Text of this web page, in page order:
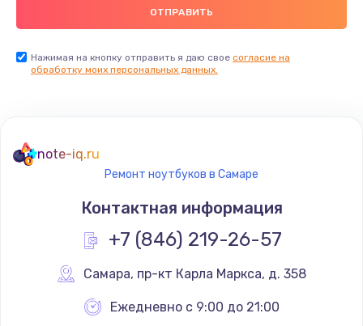
Нажимая на кнопку отправить я даю свое согласие на
обработку моих персональных данных.
note-iq.ru
Ремонт ноутбуков в Самаре
Контактная информация
+7 (846) 219-26-57
Самара, пр-кт Карла Маркса, д. 358
Ежедневно с 9:00 до 21:00